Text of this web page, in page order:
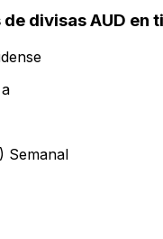
divisas AUD en
Semanal